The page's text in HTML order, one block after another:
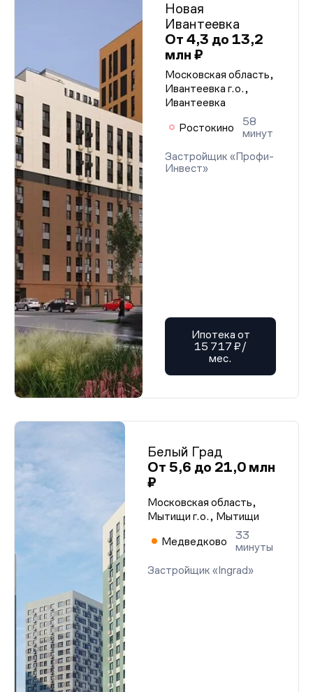
Новая
Ивантеевка
От 4,3 до 13,2
млн ₽
Московская область,
Ивантеевка г.о.,
Ивантеевка
Ростокино
58
минут
Застройщик «Профи-
Инвест»
Ипотека от
15 717 ₽/
мес.
Белый Град
От 5,6 до 21,0 млн
₽
Московская область,
Мытищи г.о., Мытищи
Медведково
33
минуты
Застройщик «Ingrad»